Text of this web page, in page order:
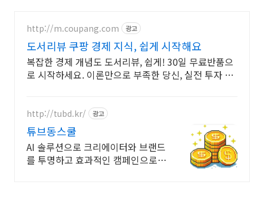
http://m.coupang.com 광고
도서리뷰 쿠팡 경제 지식, 쉽게 시작해요
복잡한 경제 개념도 도서리뷰, 쉽게! 30일 무료반품으
로 시작하세요. 이론만으로 부족한 당신, 실전 투자 전
http://tubd.kr/ 광고
튜브동스쿨
AI 솔루션으로 크리에이터와 브랜드
를 투명하고 효과적인 캠페인으로